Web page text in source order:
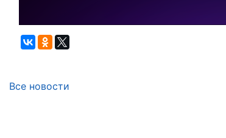
Все новости